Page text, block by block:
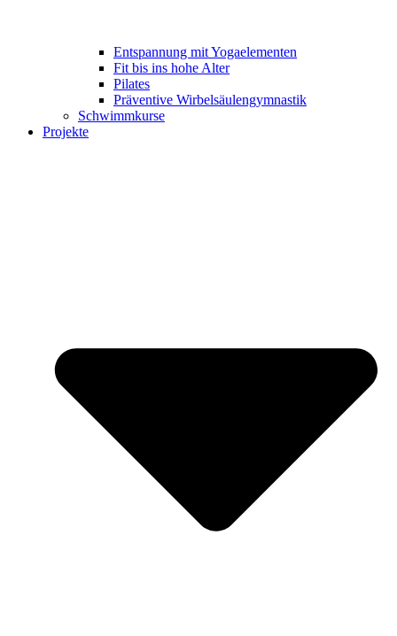
Entspannung mit Yogaelementen
Fit bis ins hohe Alter
Pilates
Präventive Wirbelsäulengymnastik
Schwimmkurse
Projekte